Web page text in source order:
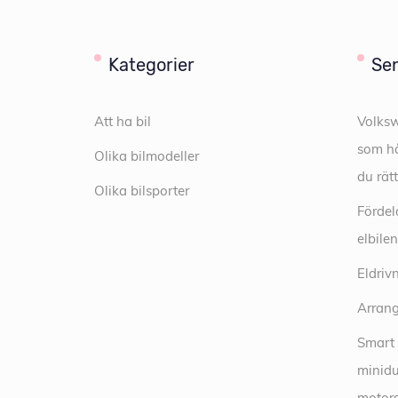
Kategorier
Att ha bil
Olika bilmodeller
Olika bilsporter
som
du
elbilen